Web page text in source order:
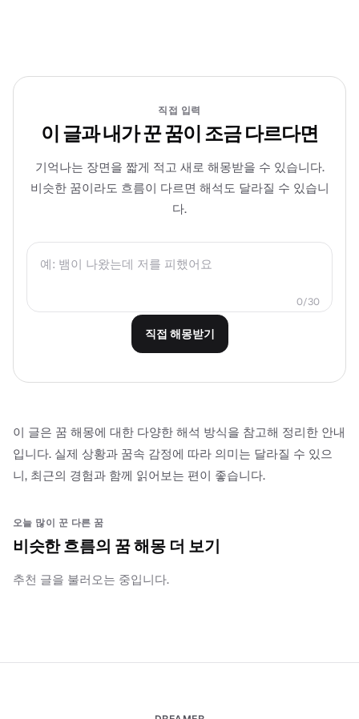
직접 입력
이 글과 내가 꾼 꿈이 조금 다르다면
기억나는 장면을 짧게 적고 새로 해몽받을 수 있습니다.
비슷한 꿈이라도 흐름이 다르면 해석도 달라질 수 있습니
다.
0/30
직접 해몽받기
이 글은 꿈 해몽에 대한 다양한 해석 방식을 참고해 정리한 안내
입니다. 실제 상황과 꿈속 감정에 따라 의미는 달라질 수 있으
니, 최근의 경험과 함께 읽어보는 편이 좋습니다.
오늘 많이 꾼 다른 꿈
비슷한 흐름의 꿈 해몽 더 보기
추천 글을 불러오는 중입니다.